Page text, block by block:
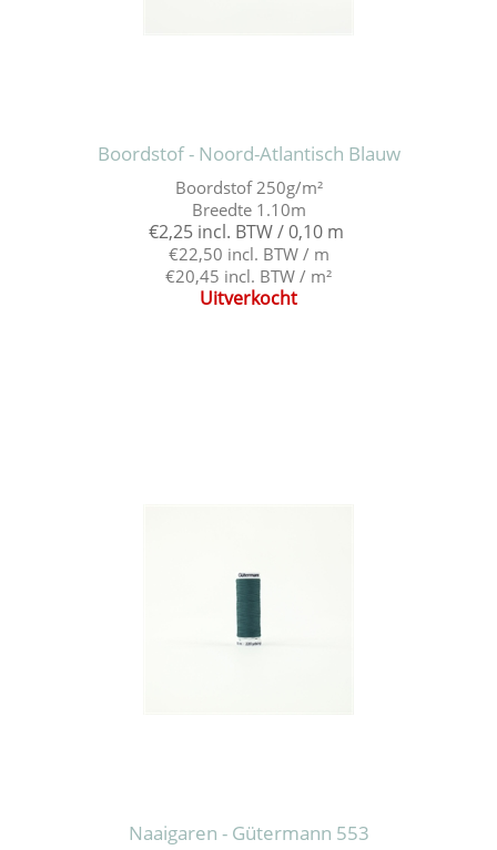
Boordstof - Noord-Atlantisch Blauw
Boordstof 250g/m²
Breedte 1.10m
€2,25 incl. BTW / 0,10 m
€22,50 incl. BTW / m
€20,45 incl. BTW / m²
Uitverkocht
Naaigaren - Gütermann 553